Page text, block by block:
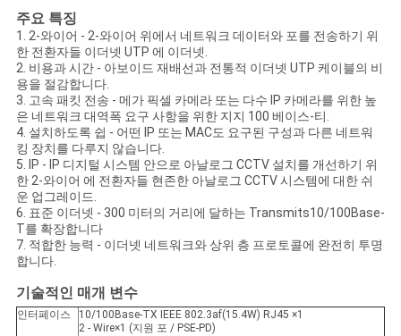
구
하
세
요
사
이
트
맵
주요 특징
1. 2-와이어 - 2-와이어 위에서 네트워크 데이터와 포를 전송하기 위
한 전환자들 이더넷 UTP 에 이더넷.
2. 비용과 시간 - 아보이드 재배선과 전통적 이더넷 UTP 케이블의 비
용을 절감합니다.
3. 고속 패킷 전송 - 메가 픽셀 카메라 또는 다수 IP 카메라를 위한 높
은 네트워크 대역폭 요구 사항을 위한 지지 100 베이스-티.
4. 설치하도록 쉽 - 어떤 IP 또는 MAC도 요구된 구성과 다른 네트워
킹 장치를 다루지 않습니다.
5. IP - IP 디지털 시스템 안으로 아날로그 CCTV 설치를 개선하기 위
한 2-와이어 에 전환자들 현존한 아날로그 CCTV 시스템에 대한 쉬
운 업그레이드.
6. 표준 이더넷 - 300 미터의 거리에 달하는 Transmits10/100Base-
T를 확장합니다
7. 적합한 능력 - 이더넷 네트워크와 상위 층 프로토콜에 완전히 투명
합니다.
기술적인 매개 변수
인터페이스
10/100Base-TX IEEE 802.3af(15.4W) RJ45 ×1
2 - Wire×1 (지원 포 / PSE-PD)